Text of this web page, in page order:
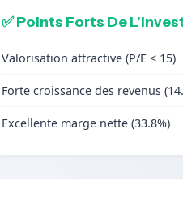
✅ Points Forts De
Valorisation attractive (P/E < 15)
Forte croissance des revenus
Excellente marge nette (33.8%)